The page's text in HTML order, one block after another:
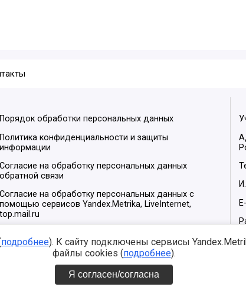
Порядок обработки персональных данных
Политика конфиденциальности и защиты
информации
Согласие на обработку персональных данных
обратной связи
Согласие на обработку персональных данных с
помощью сервисов Yandex.Metrika, LiveInternet,
top.mail.ru
подробнее). К сайту подключены сервисы
файлы cookies (подробнее).
Я согласен/согласна